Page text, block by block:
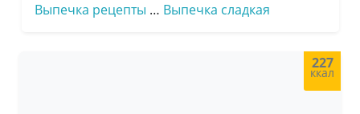
Выпечка рецепты … Выпечка сладкая
227
ккал